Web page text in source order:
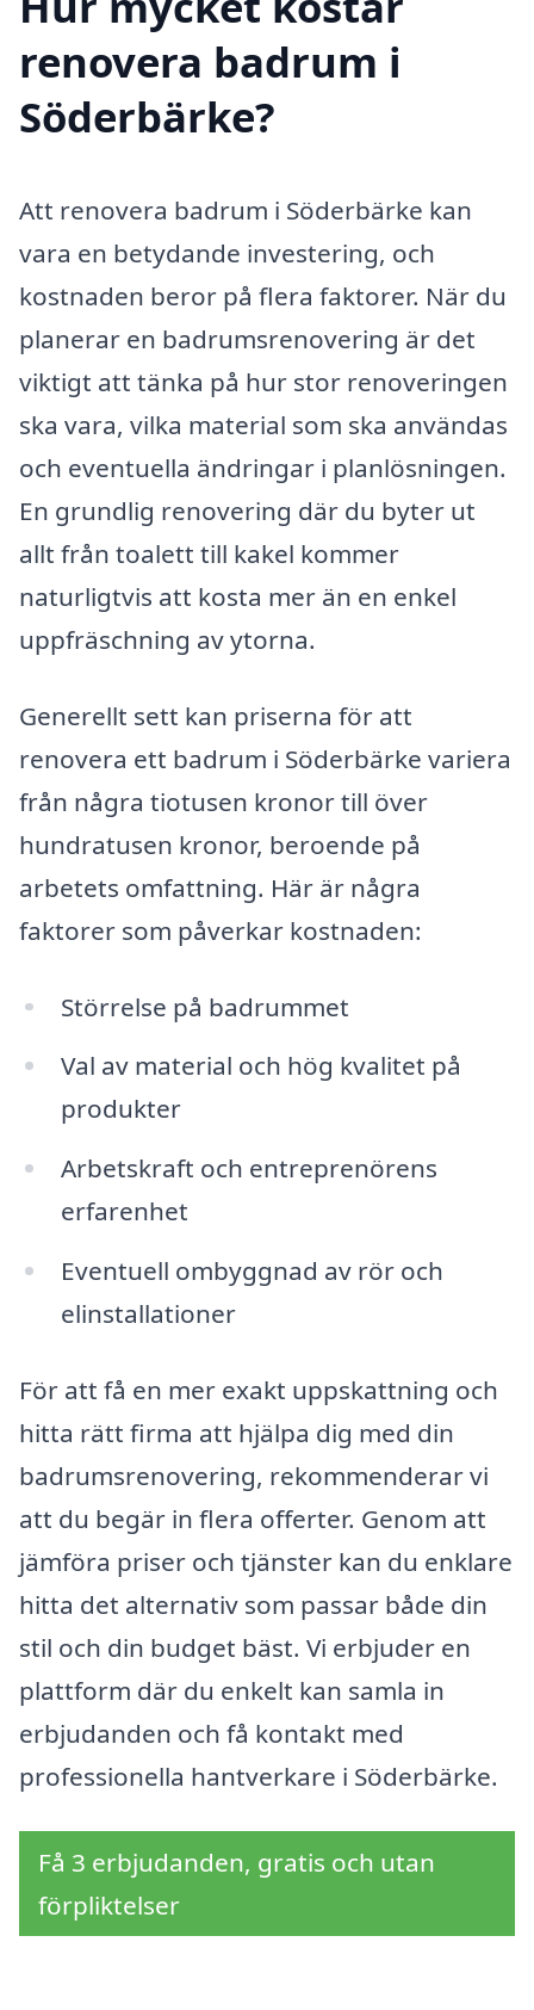
renovera badrum i
Söderbärke?
Att renovera badrum i Söderbärke kan
vara en betydande investering, och
kostnaden beror på flera faktorer. När du
planerar en badrumsrenovering är det
viktigt att tänka på hur stor renoveringen
ska vara, vilka material som ska användas
och eventuella ändringar i planlösningen.
En grundlig renovering där du byter ut
allt från toalett till kakel kommer
naturligtvis att kosta mer än en enkel
uppfräschning av ytorna.
Generellt sett kan priserna för att
renovera ett badrum i Söderbärke variera
från några tiotusen kronor till över
hundratusen kronor, beroende på
arbetets omfattning. Här är några
faktorer som påverkar kostnaden:
Störrelse på badrummet
Val av material och hög kvalitet på
produkter
Arbetskraft och entreprenörens
erfarenhet
Eventuell ombyggnad av rör och
elinstallationer
För att få en mer exakt uppskattning och
hitta rätt firma att hjälpa dig med din
badrumsrenovering, rekommenderar vi
att du begär in flera offerter. Genom att
jämföra priser och tjänster kan du enklare
hitta det alternativ som passar både din
stil och din budget bäst. Vi erbjuder en
plattform där du enkelt kan samla in
erbjudanden och få kontakt med
professionella hantverkare i Söderbärke.
Få 3 erbjudanden, gratis och utan
förpliktelser